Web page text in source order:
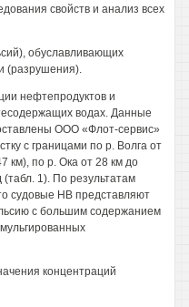
свойств и анализ всех
обуславливающих
(разрушения).
нефтепродуктов и
водах. Данные
ООО «Флот-сервис»
с границами по р. Волга от
км), по р. Ока от 28 км до
(табл. 1). По результатам
судовые НВ представляют
с большим содержанием
концентраций